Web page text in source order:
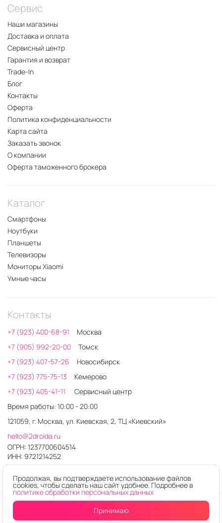
Уведомитьо поступлении
Сервис
Наши магазины
Доставка и оплата
Сервисный центр
Гарантия и возврат
Trade-In
Блог
Контакты
Оферта
Политика конфиденциальности
Карта сайта
Заказать звонок
О компании
Оферта таможенного брокера
Каталог
Смартфоны
Ноутбуки
Планшеты
Телевизоры
Мониторы Xiaomi
Умные часы
Контакты
+7 (923) 400-68-91
Москва
+7 (905) 992-20-00
Томск
+7 (923) 407-57-26
Новосибирск
+7 (923) 775-75-13
Кемерово
+7 (923) 405-41-11
Сервисный центр
Время работы: 10:00 - 20:00
121059, г. Москва, ул. Киевская, 2, ТЦ «Киевский»
hello@2droida.ru
ОГРН: 1237700604514
ИНН: 9721214252
© 2026. Любое использование контента без письменного
Интернет-магазин электроники 2DROIDA
Продолжая, вы подтверждаете использование файлов
cookies, чтобы сделать наш сайт удобнее. Подробнее в
политике обработки персональных данных
Принимаю